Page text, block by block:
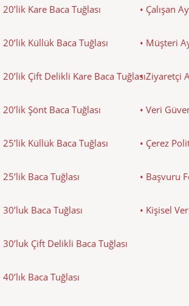
20’lik Kare Baca Tuğlası
20’lik Küllük Baca Tuğlası
20’lik Çift Delikli Kare Baca Tuğlası
20’lik Şönt Baca Tuğlası
25’lik Küllük Baca Tuğlası
25’lik Baca Tuğlası
30’luk Baca Tuğlası
30’luk Çift Delikli Baca Tuğlası
40’lık Baca Tuğlası
• Çalışan
• Müşteri
• Ziyaretçi
• Veri
• Çerez
• Başvuru
• Kişisel